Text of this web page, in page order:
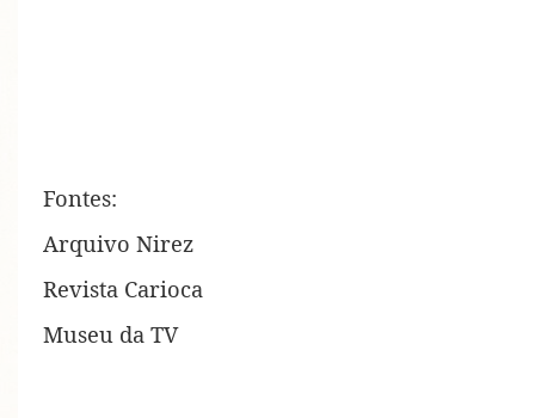
Fontes:
Arquivo Nirez
Revista Carioca
Museu da TV